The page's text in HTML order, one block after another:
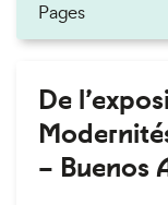
Pages
De
– Buenos